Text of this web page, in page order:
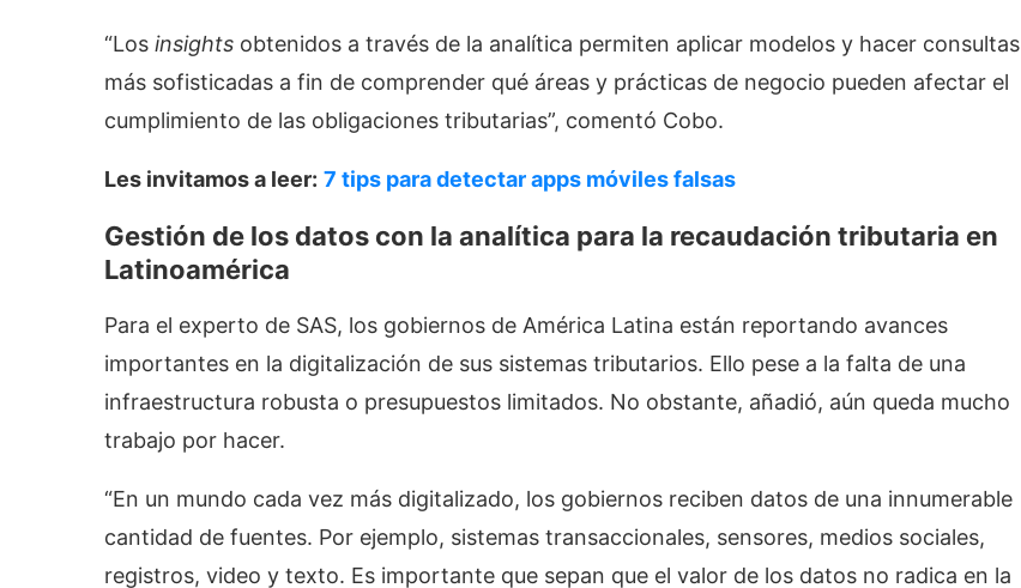
“Los insights obtenidos a través de la analítica permiten aplicar modelos y hacer consultas
más sofisticadas a fin de comprender qué áreas y prácticas de negocio pueden afectar el
cumplimiento de las obligaciones tributarias”, comentó Cobo.
Les invitamos a leer: 7 tips para detectar apps móviles falsas
Gestión de los datos con la analítica para la recaudación tributaria en
Latinoamérica
Para el experto de SAS, los gobiernos de América Latina están reportando avances
importantes en la digitalización de sus sistemas tributarios. Ello pese a la falta de una
infraestructura robusta o presupuestos limitados. No obstante, añadió, aún queda mucho
trabajo por hacer.
“En un mundo cada vez más digitalizado, los gobiernos reciben datos de una innumerable
cantidad de fuentes. Por ejemplo, sistemas transaccionales, sensores, medios sociales,
registros, video y texto. Es importante que sepan que el valor de los datos no radica en la